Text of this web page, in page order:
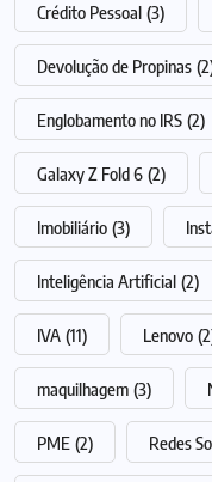
Crédito Pessoal (3)
Devolução de Propinas
Englobamento no IRS (2)
Galaxy Z Fold 6 (2)
Imobiliário (3)
Inteligência Artificial (2)
IVA (11) Lenovo
maquilhagem (3)
PME (2) Redes